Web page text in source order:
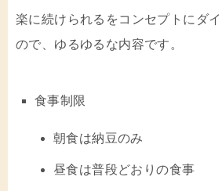
楽に続けられるをコンセプトにダ
ので、ゆるゆるな内容です。
食事制限
朝食は納豆のみ
昼食は普段どおりの食事